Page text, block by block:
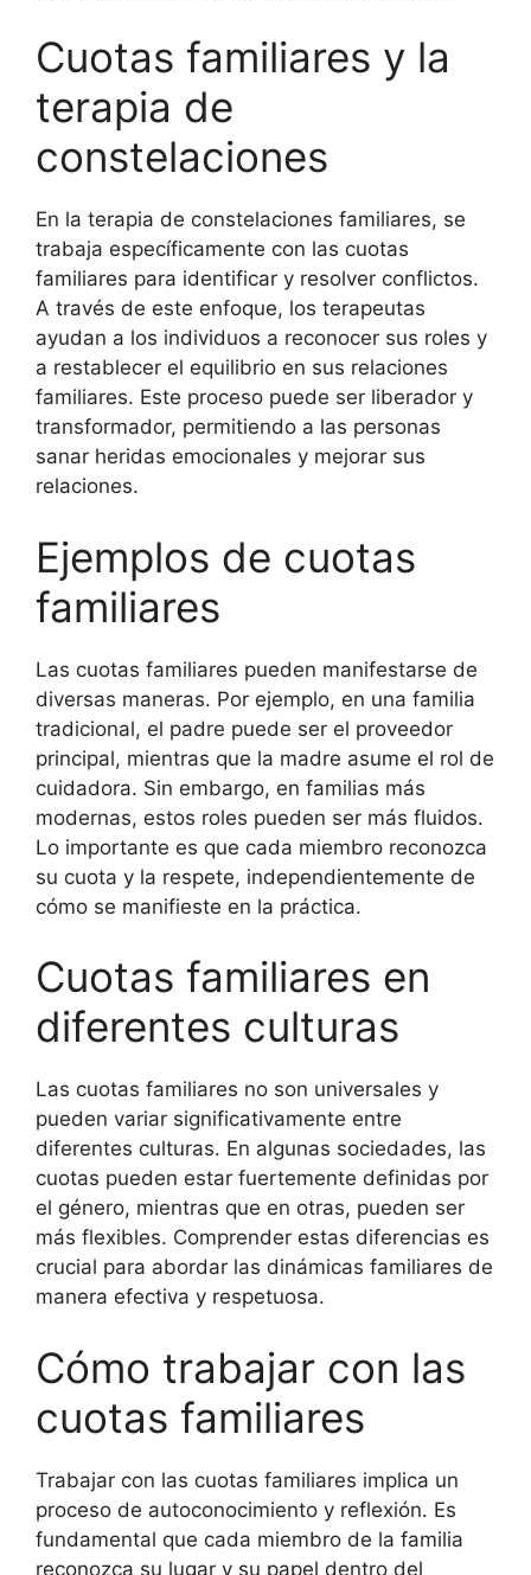
Cuotas familiares y la
terapia de
constelaciones
En la terapia de constelaciones familiares, se
trabaja específicamente con las cuotas
familiares para identificar y resolver conflictos.
A través de este enfoque, los terapeutas
ayudan a los individuos a reconocer sus roles y
a restablecer el equilibrio en sus relaciones
familiares. Este proceso puede ser liberador y
transformador, permitiendo a las personas
sanar heridas emocionales y mejorar sus
relaciones.
Ejemplos de cuotas
familiares
Las cuotas familiares pueden manifestarse de
diversas maneras. Por ejemplo, en una familia
tradicional, el padre puede ser el proveedor
principal, mientras que la madre asume el rol de
cuidadora. Sin embargo, en familias más
modernas, estos roles pueden ser más fluidos.
Lo importante es que cada miembro reconozca
su cuota y la respete, independientemente de
cómo se manifieste en la práctica.
Cuotas familiares en
diferentes culturas
Las cuotas familiares no son universales y
pueden variar significativamente entre
diferentes culturas. En algunas sociedades, las
cuotas pueden estar fuertemente definidas por
el género, mientras que en otras, pueden ser
más flexibles. Comprender estas diferencias es
crucial para abordar las dinámicas familiares de
manera efectiva y respetuosa.
Cómo trabajar con las
cuotas familiares
Trabajar con las cuotas familiares implica un
proceso de autoconocimiento y reflexión. Es
fundamental que cada miembro de la familia
reconozca su lugar y su papel dentro del